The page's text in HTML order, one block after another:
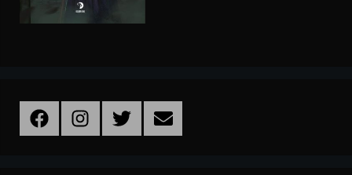
FacebookInstagramTwitter Email